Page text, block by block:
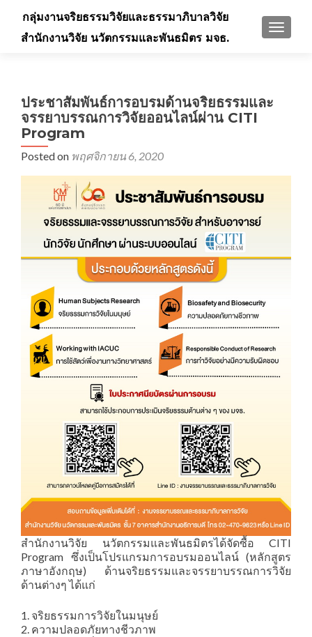
กลุ่มงานจริยธรรมวิจัยและธรรมาภิบาลวิจัย
สำนักงานวิจัย นวัตกรรมและพันธมิตร มจธ.
ประชาสัมพันธ์การอบรมด้านจริยธรรมและ
จรรยาบรรณการวิจัยออนไลน์ผ่าน CITI
Program
Posted on พฤศจิกายน 6, 2020
สำนักงานวิจัย นวัตกรรมและพันธมิตรได้จัดซื้อ CITI
Program ซึ่งเป็นโปรแกรมการอบรมออนไลน์ (หลักสูตร
ภาษาอังกฤษ) ด้านจริยธรรมและจรรยาบรรณการวิจัย
ด้านต่างๆ ได้แก่
1. จริยธรรมการวิจัยในมนุษย์
2. ความปลอดภัยทางชีวภาพ